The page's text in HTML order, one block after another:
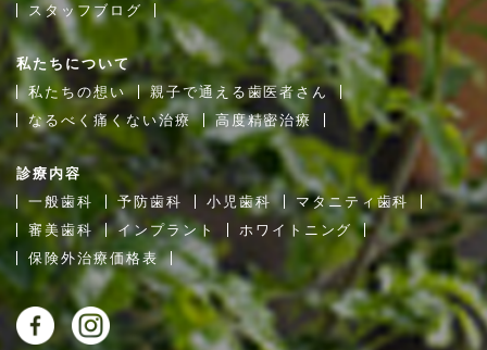
スタッフブログ
私たちについて
私たちの想い
親子で通える歯医者さん
なるべく痛くない治療
高度精密治療
診療内容
一般歯科
予防歯科 小児歯科
マタニティ歯科
審美歯科
インプラント
ホワイトニング
保険外治療価格表